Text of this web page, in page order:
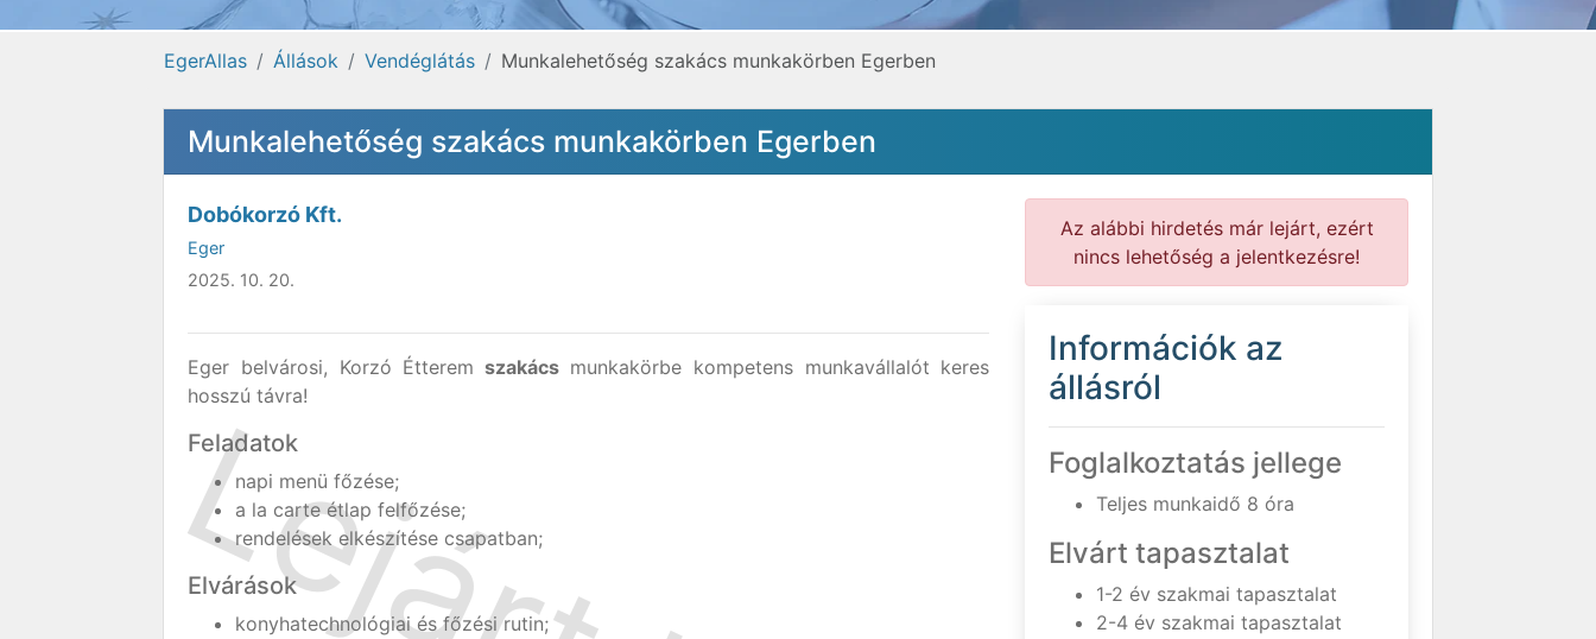
EgerAllas Állások Vendéglátás Munkalehetőség szakács munkakörben Egerben
Munkalehetőség szakács munkakörben Egerben
Dobókorzó Kft.
Eger
2025. 10. 20.
Eger belvárosi, Korzó Étterem szakács munkakörbe kompetens munkavállalót keres
hosszú távra!
Feladatok
napi menü főzése;
a la carte étlap felfőzése;
rendelések elkészítése csapatban;
Elvárások
konyhatechnológiai és főzési rutin;
Az alábbi hirdetés már lejárt, ezért
nincs lehetőség a jelentkezésre!
Információk az
állásról
Foglalkoztatás jellege
Teljes munkaidő 8 óra
Elvárt tapasztalat
1-2 év szakmai tapasztalat
2-4 év szakmai tapasztalat